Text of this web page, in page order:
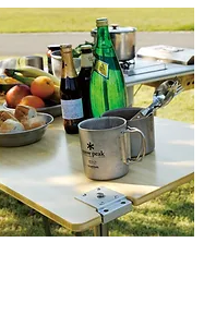
ยที่ได้รับการแต่งตั้ง
บทั้งสินค้า และ
สมบูรณ์แบบในระยะ
ารรับประกันสินค้าได้